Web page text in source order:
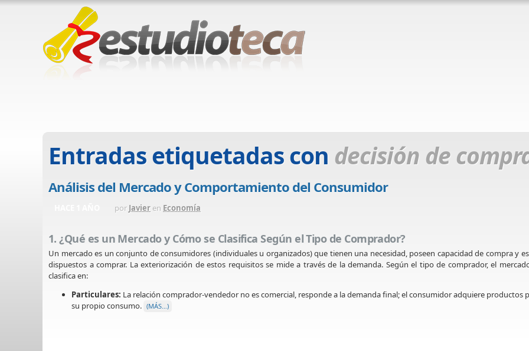
Entradas etiquetadas con decisión de
Análisis del Mercado y Comportamiento del Consumidor
por Javier en Economía
1. ¿Qué es un Mercado y Cómo se Clasifica Según el Tipo de Comprador?
Un mercado es un conjunto de consumidores (individuales u organizados) que tienen una necesidad, poseen capacidad de compra y
dispuestos a comprar. La exteriorización de estos requisitos se mide a través de la demanda. Según el tipo de comprador, el
clasifica en:
Particulares: La relación comprador-vendedor no es comercial, responde a la demanda final; el consumidor adquiere productos
su propio consumo. (MÁS…)